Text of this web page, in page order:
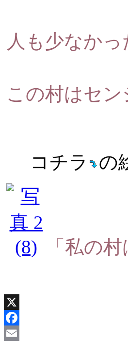
人も少なか
この村はセ
コチラ
の
「私の
X
Facebook